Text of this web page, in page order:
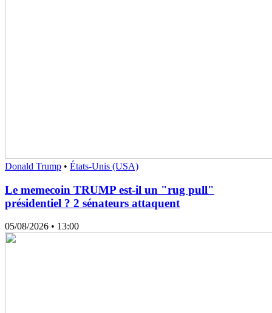
Donald Trump • États-Unis (USA)
Le memecoin TRUMP est-il un "rug pull"
présidentiel ? 2 sénateurs attaquent
05/08/2026 • 13:00